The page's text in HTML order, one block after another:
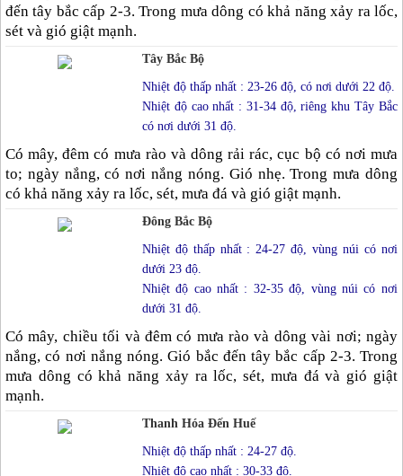
đến tây bắc cấp 2-3. Trong mưa dông có khả năng xảy ra lốc,
sét và gió giật mạnh.
Tây Bắc Bộ
Nhiệt độ thấp nhất : 23-26 độ, có nơi dưới 22 độ.
Nhiệt độ cao nhất : 31-34 độ, riêng khu Tây Bắc
có nơi dưới 31 độ.
Có mây, đêm có mưa rào và dông rải rác, cục bộ có nơi mưa
to; ngày nắng, có nơi nắng nóng. Gió nhẹ. Trong mưa dông
có khả năng xảy ra lốc, sét, mưa đá và gió giật mạnh.
Đông Bắc Bộ
Nhiệt độ thấp nhất : 24-27 độ, vùng núi có nơi
dưới 23 độ.
Nhiệt độ cao nhất : 32-35 độ, vùng núi có nơi
dưới 31 độ.
Có mây, chiều tối và đêm có mưa rào và dông vài nơi; ngày
nắng, có nơi nắng nóng. Gió bắc đến tây bắc cấp 2-3. Trong
mưa dông có khả năng xảy ra lốc, sét, mưa đá và gió giật
mạnh.
Thanh Hóa Đến Huế
Nhiệt độ thấp nhất : 24-27 độ.
Nhiệt độ cao nhất : 30-33 độ.